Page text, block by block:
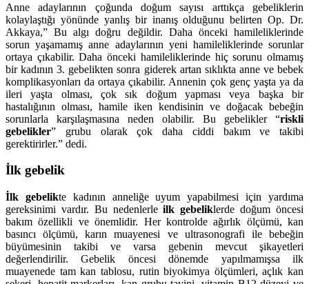
Anne adaylarının çoğunda doğum sayısı arttıkça gebeliklerin
kolaylaştığı yönünde yanlış bir inanış olduğunu belirten Op. Dr.
Akkaya,” Bu algı doğru değildir. Daha önceki hamileliklerinde
sorun yaşamamış anne adaylarının yeni hamileliklerinde sorunlar
ortaya çıkabilir. Daha önceki hamileliklerinde hiç sorunu olmamış
bir kadının 3. gebelikten sonra giderek artan sıklıkta anne ve bebek
komplikasyonları da ortaya çıkabilir. Annenin çok genç yaşta ya da
ileri yaşta olması, çok sık doğum yapması veya başka bir
hastalığının olması, hamile iken kendisinin ve doğacak bebeğin
sorunlarla karşılaşmasına neden olabilir. Bu gebelikler “riskli
gebelikler” grubu olarak çok daha ciddi bakım ve takibi
gerektirirler.” dedi.
İlk gebelik
İlk gebelikte kadının anneliğe uyum yapabilmesi için yardıma
gereksinimi vardır. Bu nedenlerleilk gebeliklerde doğum öncesi
bakım özellikli ve önemlidir. Her kontrolde ağırlık ölçümü, kan
basıncı ölçümü, karın muayenesi ve ultrasonografi ile bebeğin
büyümesinin takibi ve varsa gebenin mevcut şikayetleri
değerlendirilir. Gebelik öncesi dönemde yapılmamışsa ilk
muayenede tam kan tablosu, rutin biyokimya ölçümleri, açlık kan